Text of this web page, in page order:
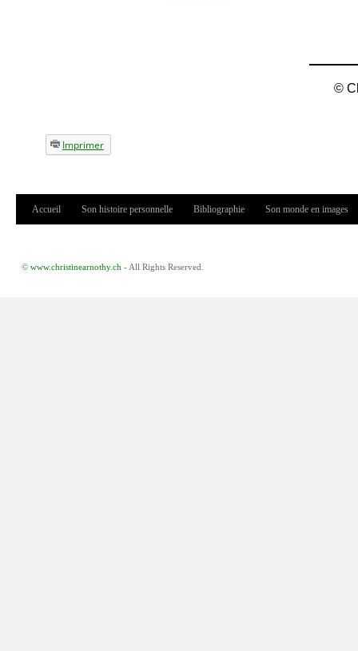
©
Imprimer
Menu principal
Accueil Son histoire personnelle Bibliographie Son monde en images
© www.christinearnothy.ch - All Rights Reserved.